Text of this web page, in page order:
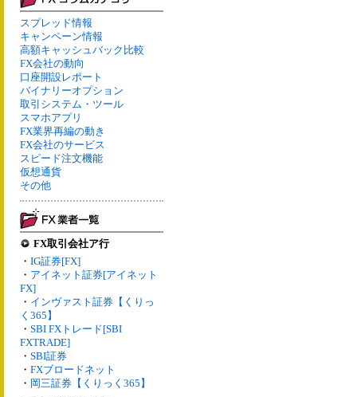
スプレッド情報
キャンペーン情報
高額キャッシュバック比較
FX会社の動向
口座開設レポート
バイナリーオプション
取引システム・ツール
スマホアプリ
FX業界再編の動き
FX会社のサービス
スピード注文機能
仮想通貨
その他
FX取引会社ア行
・ IG証券[FX]
・ アイネット証券[アイネット
FX]
・ インヴァスト証券【くりっ
く365】
・ SBI FXトレード[SBI
FXTRADE]
・ SBI証券
・ FXブロードネット
・ 岡三証券【くりっく365】